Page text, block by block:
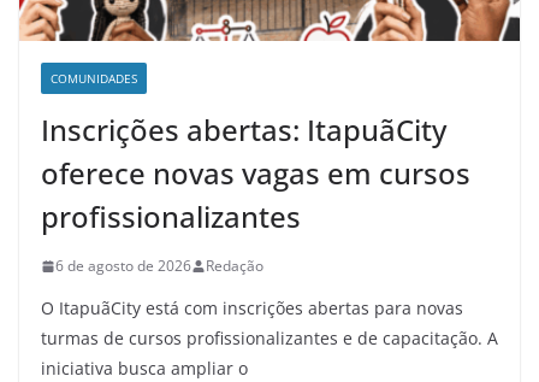
COMUNIDADES
Inscrições abertas: ItapuãCity
oferece novas vagas em cursos
profissionalizantes
6 de agosto de 2026 Redação
O ItapuãCity está com inscrições abertas para novas
turmas de cursos profissionalizantes e de capacitação. A
iniciativa busca ampliar o